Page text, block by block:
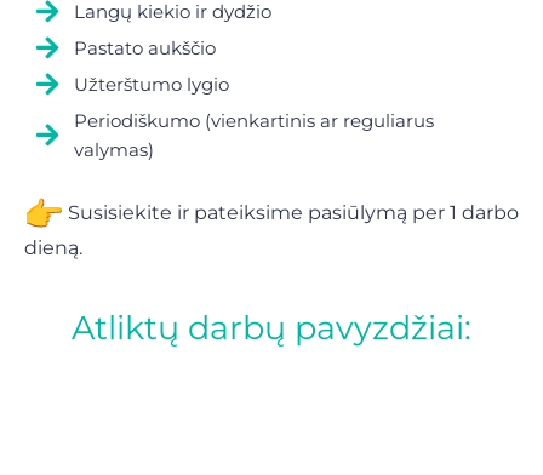
Langų kiekio ir dydžio
Pastato aukščio
Užterštumo lygio
Periodiškumo (vienkartinis ar reguliarus
valymas)
Susisiekite ir pateiksime pasiūlymą per 1 darbo
dieną.
Atliktų darbų pavyzdžiai: